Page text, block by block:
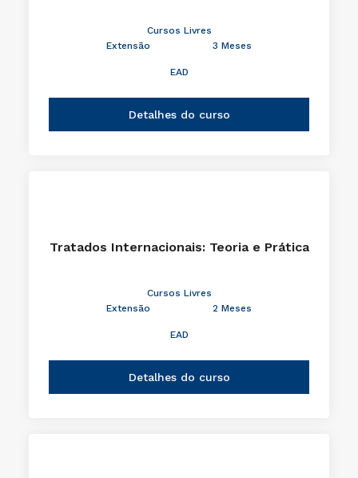
Cursos Livres
Extensão
3 Meses
EAD
Detalhes do curso
Tratados Internacionais: Teoria e Prática
Cursos Livres
Extensão
2 Meses
EAD
Detalhes do curso